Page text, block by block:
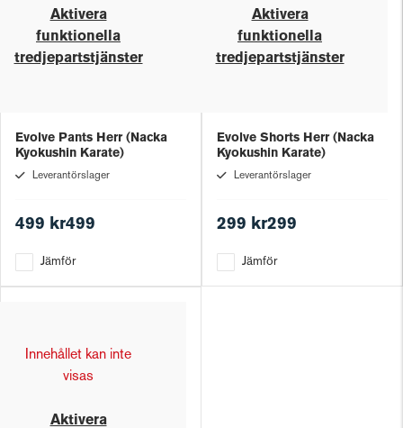
Aktivera
funktionella
tredjepartstjänster
Evolve Pants Herr (Nacka
Kyokushin Karate)
Leverantörslager
499 kr499
Jämför
Aktivera
funktionella
tredjepartstjänster
Evolve Shorts Herr (Nacka
Kyokushin Karate)
Leverantörslager
299 kr299
Jämför
Innehållet kan inte
visas
Aktivera